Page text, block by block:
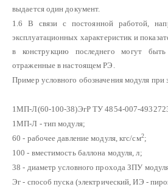
выдается один документ.
1.6 В связи с постоянной работой,
эксплуатационных характеристик и
в конструкцию последнего могут
отраженные в настоящем РЭ.
Пример условного обозначения модуля при
1МП-Л(60-100-38)ЭгР ТУ 4854-007-
1МП-Л - тип модуля;
60 - рабочее давление модуля, кгс/см2;
100 - вместимость баллона модуля, л;
38 - диаметр условного прохода ЗПУ
Эг - способ пуска (электрический, ИЭ -